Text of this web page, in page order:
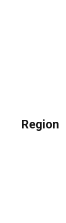
Region